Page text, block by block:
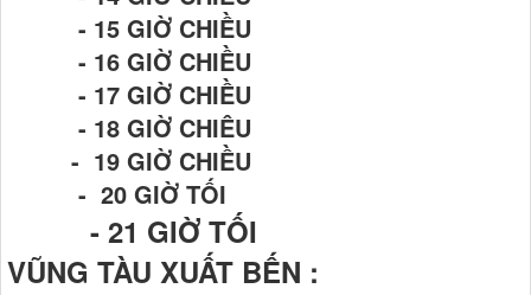
- 15 GIỜ CHIỀU
- 16 GIỜ CHIỀU
- 17 GIỜ CHIỀU
- 18 GIỜ CHIÊU
- 19 GIỜ CHIỀU
- 20 GIỜ TỐI
- 21 GIỜ TỐI
VŨNG TÀU XUẤT BẾN :